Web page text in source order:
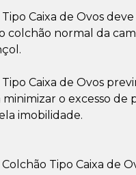
Caixa de Ovos
colchão normal da
Caixa de Ovos
o excesso de
imobilidade.
Colchão Tipo Caixa de